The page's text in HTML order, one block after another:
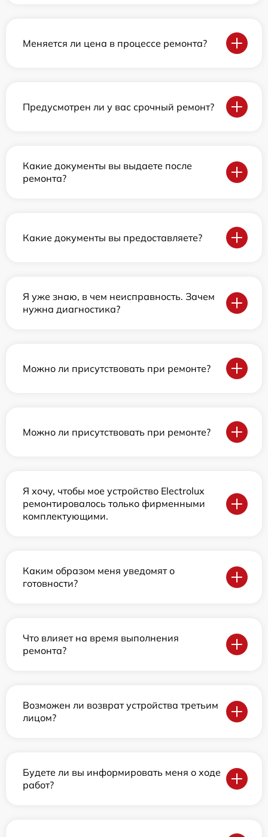
Меняется ли цена в процессе ремонта?
Предусмотрен ли у вас срочный ремонт?
Какие документы вы выдаете после
ремонта?
Какие документы вы предоставляете?
Я уже знаю, в чем неисправность. Зачем
нужна диагностика?
Можно ли присутствовать при ремонте?
Можно ли присутствовать при ремонте?
Я хочу, чтобы мое устройство Electrolux
ремонтировалось только фирменными
комплектующими.
Каким образом меня уведомят о
готовности?
Что влияет на время выполнения
ремонта?
Возможен ли возврат устройства третьим
лицом?
Будете ли вы информировать меня о ходе
работ?